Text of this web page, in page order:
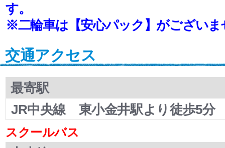
す。
※二輪車は【安心パック】がございま
交通アクセス
最寄駅
JR中央線 東小金井駅より徒歩5分
スクールバス